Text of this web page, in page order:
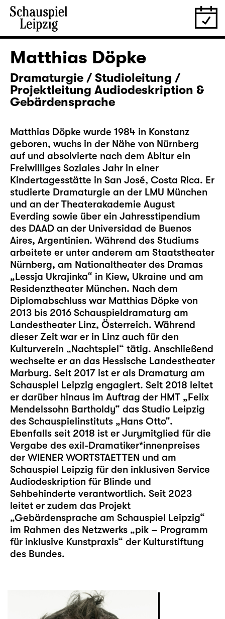
Matthias Döpke
Dramaturgie / Studioleitung /
Projektleitung Audiodeskription &
Gebärdensprache
Matthias Döpke wurde 1984 in Konstanz
geboren, wuchs in der Nähe von Nürnberg
auf und absolvierte nach dem Abitur ein
Freiwilliges Soziales Jahr in einer
Kindertagesstätte in San José, Costa Rica. Er
studierte Dramaturgie an der LMU München
und an der Theaterakademie August
Everding sowie über ein Jahresstipendium
des DAAD an der Universidad de Buenos
Aires, Argentinien. Während des Studiums
arbeitete er unter anderem am Staatstheater
Nürnberg, am Nationaltheater des Dramas
„Lessja Ukrajinka“ in Kiew, Ukraine und am
Residenztheater München. Nach dem
Diplomabschluss war Matthias Döpke von
2013 bis 2016 Schauspieldramaturg am
Landestheater Linz, Österreich. Während
dieser Zeit war er in Linz auch für den
Kulturverein „Nachtspiel“ tätig. Anschließend
wechselte er an das Hessische Landestheater
Marburg. Seit 2017 ist er als Dramaturg am
Schauspiel Leipzig engagiert. Seit 2018 leitet
er darüber hinaus im Auftrag der HMT „Felix
Mendelssohn Bartholdy“ das Studio Leipzig
des Schauspielinstituts „Hans Otto“.
Ebenfalls seit 2018 ist er Jurymitglied für die
Vergabe des exil-Dramatiker*innenpreises
der WIENER WORTSTAETTEN und am
Schauspiel Leipzig für den inklusiven Service
Audiodeskription für Blinde und
Sehbehinderte verantwortlich. Seit 2023
leitet er zudem das Projekt
„Gebärdensprache am Schauspiel Leipzig“
im Rahmen des Netzwerks „pik – Programm
für inklusive Kunstpraxis“ der Kulturstiftung
des Bundes.